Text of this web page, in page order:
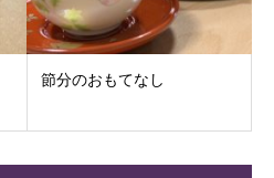
節分のおもてなし